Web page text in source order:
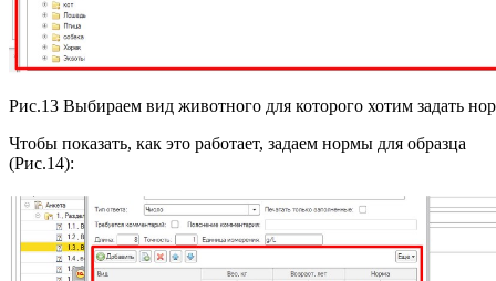
Рис.13 Выбираем вид животного для которого хотим задать
Чтобы показать, как это работает, задаем нормы для образца
(Рис.14):